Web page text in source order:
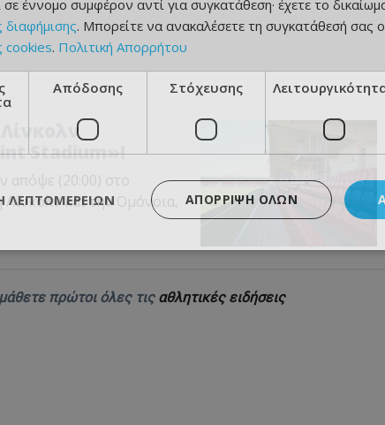
Stadium»!
απόψε (20:00) στο
και την Ομόνοια,
πρώτοι όλες τις αθλητικές ειδήσεις
έννομο συμφέρον αντί για συγκατάθεση· έχετε το
διαφήμισης. Μπορείτε να ανακαλέσετε τη συγκατάθεσή σας
cookies. Πολιτική Απορρήτου
Απόδοσης Στόχευσης
ΑΠΌΡΡΙΨΗ ΌΛΩΝ
ΛΕΠΤΟΜΕΡΕΙΏΝ